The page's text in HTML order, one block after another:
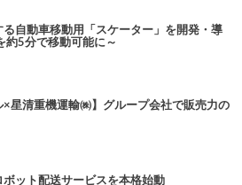
自動車移動用「スケーター」を開発・導
約5分で移動可能に～
×星清重機運輸㈱】グループ会社で販売力の
ット配送サービスを本格始動